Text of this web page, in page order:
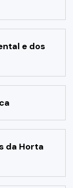
e dos
da Horta